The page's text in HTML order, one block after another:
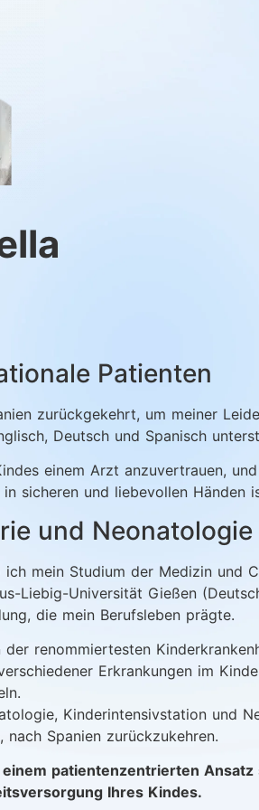
Patienten
zurückgekehrt, um meiner
Deutsch und Spanisch
einem Arzt anzuvertrauen,
sicheren und liebevollen Händen
und Neonatologie
mein Studium der Medizin und
Liebig-Universität Gießen
die mein Berufsleben prägte.
renommiertesten
Erkrankungen im
Kinderintensivstation und
Spanien zurückzukehren.
patientenzentrierten Ansatz
Ihres Kindes.